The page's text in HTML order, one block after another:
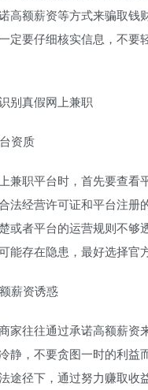
高额薪资等方式来骗取钱
定要仔细核实信息，不要
别真假网上兼职
资质
兼职平台时，首先要查看
法经营许可证和平台注册
或者平台的运营规则不够
能存在隐患，最好选择官
薪资诱惑
家往往通过承诺高额薪资
静，不要贪图一时的利益
途径下，通过努力赚取收